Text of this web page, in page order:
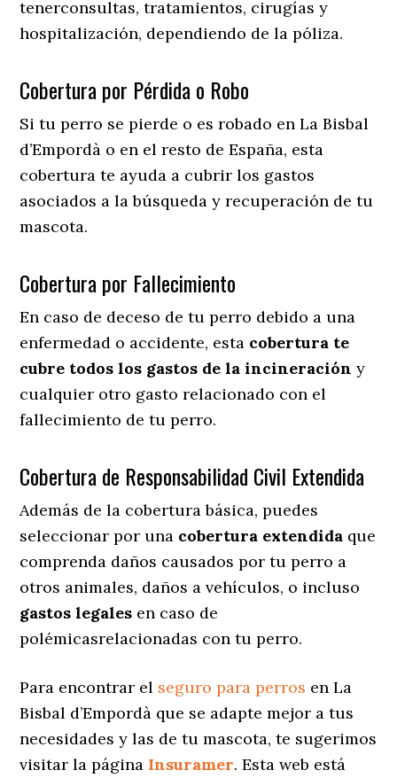
tenerconsultas, tratamientos, cirugías y
hospitalización, dependiendo de la póliza.
Cobertura por Pérdida o Robo
Si tu perro se pierde o es robado en La Bisbal
d’Empordà o en el resto de España, esta
cobertura te ayuda a cubrir los gastos
asociados a la búsqueda y recuperación de tu
mascota.
Cobertura por Fallecimiento
En caso de deceso de tu perro debido a una
enfermedad o accidente, esta cobertura te
cubre todos los gastos de la incineración y
cualquier otro gasto relacionado con el
fallecimiento de tu perro.
Cobertura de Responsabilidad Civil Extendida
Además de la cobertura básica, puedes
seleccionar por una cobertura extendida que
comprenda daños causados por tu perro a
otros animales, daños a vehículos, o incluso
gastos legales en caso de
polémicasrelacionadas con tu perro.
Para encontrar el seguro para perros en La
Bisbal d’Empordà que se adapte mejor a tus
necesidades y las de tu mascota, te sugerimos
visitar la página Insuramer. Esta web está